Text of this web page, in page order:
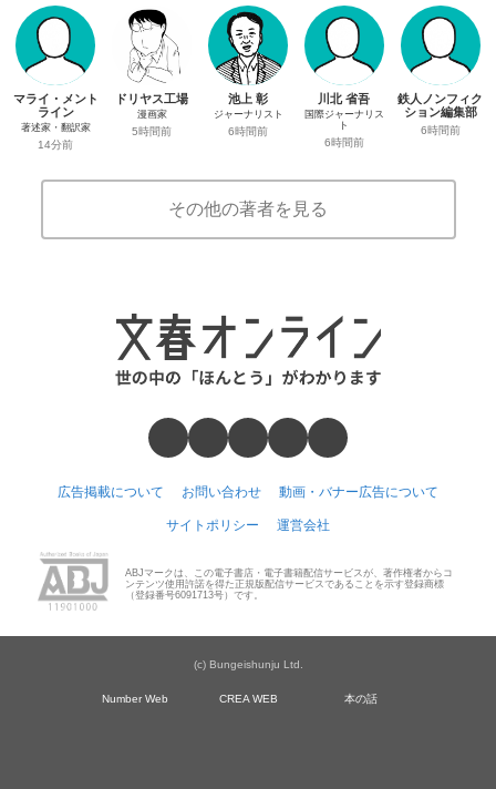
マライ・メント
ライン
著述家・翻訳家
14分前
ドリヤス工場
漫画家
5時間前
池上 彰
ジャーナリスト
6時間前
川北 省吾
国際ジャーナリス
ト
6時間前
鉄人ノンフィク
ション編集部
6時間前
その他の著者を見る
広告掲載について お問い合わせ 動画・バナー広告について
サイトポリシー 運営会社
ABJマークは、この電子書店・電子書籍配信サービスが、著作権者からコ
ンテンツ使用許諾を得た正規版配信サービスであることを示す登録商標
（登録番号6091713号）です。
(c) Bungeishunju Ltd.
Number Web CREA WEB 本の話